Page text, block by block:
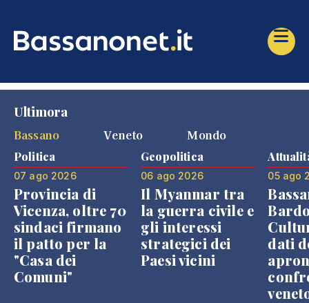
Ultimora
Bassano
Veneto Mondo
Politica
07 ago 2026
Provincia di
Vicenza, oltre 70
sindaci firmano
il patto per la
"Casa dei
Comuni"
Geopolitica
06 ago 2026
Il Myanmar tra
la guerra civile e
gli interessi
strategici dei
Paesi vicini
05 ago
dati